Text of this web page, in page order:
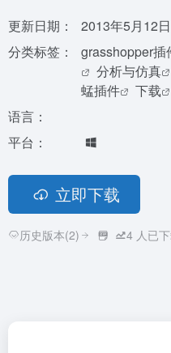
更新日期：
2013年5月12日
分类标签：
grasshopper插
分析与仿真
蜢插件
下载
语言：
平台：
立即下载
历史版本(2) 4 人已